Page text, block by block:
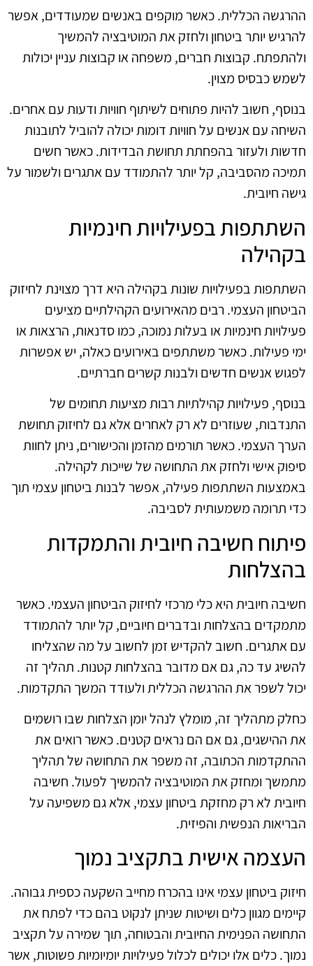
ההרגשה הכללית. כאשר מוקפים באנשים שמעודדים, אפשר
להרגיש יותר ביטחון ולחזק את המוטיבציה להמשיך
ולהתפתח. קבוצות חברים, משפחה או קבוצות עניין יכולות
לשמש כבסיס מצוין.
בנוסף, חשוב להיות פתוחים לשיתוף חוויות ודעות עם אחרים.
השיחה עם אנשים על חוויות דומות יכולה להוביל לתובנות
חדשות ולעזור בהפחתת תחושת הבדידות. כאשר חשים
תמיכה מהסביבה, קל יותר להתמודד עם אתגרים ולשמור על
גישה חיובית.
השתתפות בפעילויות חינמיות
בקהילה
השתתפות בפעילויות שונות בקהילה היא דרך מצוינת לחיזוק
הביטחון העצמי. רבים מהאירועים הקהילתיים מציעים
פעילויות חינמיות או בעלות נמוכה, כמו סדנאות, הרצאות או
ימי פעילות. כאשר משתתפים באירועים כאלה, יש אפשרות
לפגוש אנשים חדשים ולבנות קשרים חברתיים.
בנוסף, פעילויות קהילתיות רבות מציעות תחומים של
התנדבות, שעוזרים לא רק לאחרים אלא גם לחיזוק תחושת
הערך העצמי. כאשר תורמים מהזמן והכישורים, ניתן לחוות
סיפוק אישי ולחזק את התחושה של שייכות לקהילה.
באמצעות השתתפות פעילה, אפשר לבנות ביטחון עצמי תוך
כדי תרומה משמעותית לסביבה.
פיתוח חשיבה חיובית והתמקדות
בהצלחות
חשיבה חיובית היא כלי מרכזי לחיזוק הביטחון העצמי. כאשר
מתמקדים בהצלחות ובדברים חיוביים, קל יותר להתמודד
עם אתגרים. חשוב להקדיש זמן לחשוב על מה שהצליחו
להשיג עד כה, גם אם מדובר בהצלחות קטנות. תהליך זה
יכול לשפר את ההרגשה הכללית ולעודד המשך התקדמות.
כחלק מתהליך זה, מומלץ לנהל יומן הצלחות שבו רושמים
את ההישגים, גם אם הם נראים קטנים. כאשר רואים את
ההתקדמות הכתובה, זה משפר את התחושה של תהליך
מתמשך ומחזק את המוטיבציה להמשיך לפעול. חשיבה
חיובית לא רק מחזקת ביטחון עצמי, אלא גם משפיעה על
הבריאות הנפשית והפיזית.
העצמה אישית בתקציב נמוך
חיזוק ביטחון עצמי אינו בהכרח מחייב השקעה כספית גבוהה.
קיימים מגוון כלים ושיטות שניתן לנקוט בהם כדי לפתח את
התחושה הפנימית החיובית והבטוחה, תוך שמירה על תקציב
נמוך. כלים אלו יכולים לכלול פעילויות יומיומיות פשוטות, אשר